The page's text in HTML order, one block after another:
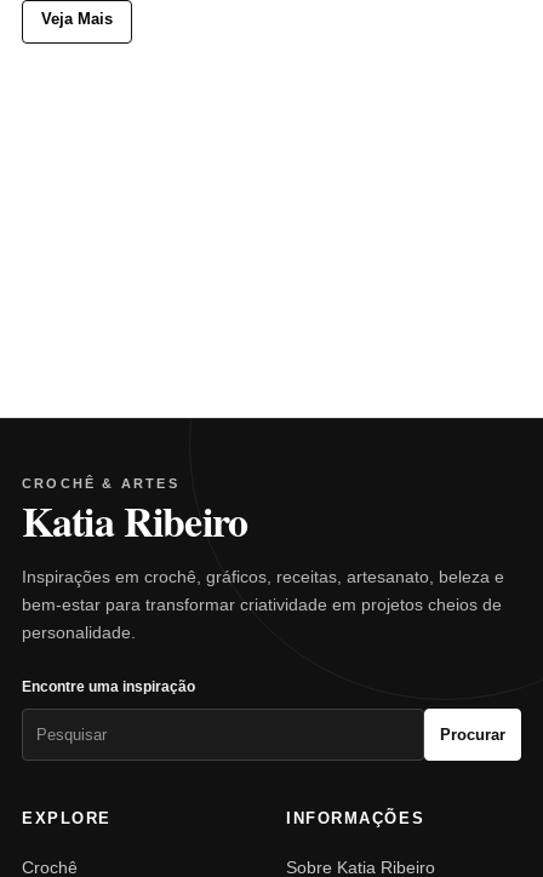
Veja Mais
CROCHÊ & ARTES
Katia Ribeiro
Inspirações em crochê, gráficos, receitas, artesanato, beleza e
bem-estar para transformar criatividade em projetos cheios de
personalidade.
Encontre uma inspiração
Procurar
EXPLORE
Crochê
INFORMAÇÕES
Sobre Katia Ribeiro